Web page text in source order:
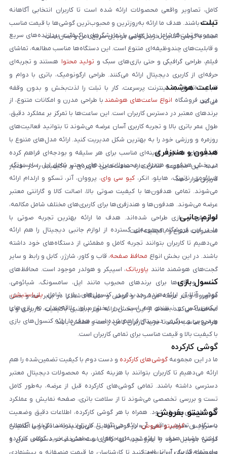
کامل، تصاویر واقعی محصولات ارائه شده است تا کاربران انتخابی آگاهانه
داشته باشند. هدف ما ارائه به‌روزترین و محبوب‌ترین گوشی‌ها با قیمت مناسب
است. با گوشی آنلاین، خرید گوشی موبایل سریع، امن و آسان است.
تبلت
مجموعه تبلت‌ها شامل مدل‌هایی با نمایشگرهای باکیفیت، پردازنده‌های سریع
و قابلیت‌های چندوظیفه‌ای متنوع است. این دستگاه‌ها مناسب مطالعه، تماشای
فیلم، طراحی گرافیکی و حتی بازی‌های سبک و تولید محتوا هستند و تجربه‌ای
حرفه‌ای از کاربری دیجیتال ارائه می‌کنند. طراحی ارگونومیک، باتری با دوام و
قابلیت اتصال به اینترنت پرسرعت، کار با تبلت را لذت‌بخش و بدون وقفه
می‌کند.
ساعت هوشمند
در این فروشگاه انواع ساعت‌های هوشمند با طراحی مدرن و امکانات متنوع، از
برندهای معتبر در دسترس کاربران است. این ساعت‌ها با تمرکز بر عملکرد دقیق،
طول عمر باتری بالا و تجربه کاربری آسان عرضه می‌شوند تا بتوانید فعالیت‌های
روزمره و ورزشی خود را به بهترین شکل مدیریت کنید. ارائه مدل‌های متنوع با
قابلیت‌های متفاوت، گزینه‌ای مناسب برای هر سلیقه و بودجه‌ای فراهم کرده
است. این مجموعه تلاش دارد ساعت‌هایی کاربردی و باکیفیت را در اختیار
کاربران قرار دهد.
هدفون و هندزفری
در بخش هدفون و هندزفری، محصولات برندهای معتبر شامل اپل، سامسونگ،
شیائومی، ناتینگ، هایلو، انکر، کیو سی وای، پرووان، آنر، تسکو و ارلدام ارائه
می‌شوند. تمامی هدفون‌ها با کیفیت صوتی بالا، اصالت کالا و گارانتی معتبر
عرضه می‌شوند. هدفون‌ها و هندزفری‌ها برای کاربری‌های مختلف شامل مکالمه،
موسیقی و بازی طراحی شده‌اند. هدف ما ارائه بهترین تجربه صوتی با
محصولات متنوع و باکیفیت است.
لوازم جانبی
ما در این فروشگاه مجموعه‌ای گسترده از لوازم جانبی دیجیتال را هم ارائه
می‌دهیم تا کاربران بتوانند تجربه کامل و مطمئنی از دستگاه‌های خود داشته
باشند. در این بخش انواع محافظ صفحه، قاب و کاور، شارژر، کابل و رابط و سایر
گجت‌های هوشمند مانند پاوربانک، اسپیکر و هولدر موجود است. محافظ‌های
صفحه و قاب‌ها برای برندهای محبوب مانند اپل، سامسونگ، شیائومی،
موتورولا و آنر عرضه می‌شوند و گوشی و دستگاه شما را در برابر خط و خش
محافظت می‌کنند. هدف از این بخش ارائه لوازم جانبی باکیفیت، کاربردی و با
طراحی مناسب است تا خرید کاربران کامل، راحت و مطمئن باشد.
کنسول بازی
گوشی آنلاین ارائه‌دهنده جدیدترین کنسول‌های بازی شامل پلی‌استیشن،
ایکس‌باکس و نینتندو هم است. این بخش برای علاقه‌مندان به بازی‌های
ویدیویی و سرگرمی دیجیتال فراهم شده است. هدف ما ارائه کنسول‌های بازی
با کیفیت بالا و قیمت مناسب برای تمامی کاربران است.
گوشی کارکرده
ما در این مجموعه گوشی‌های کارکرده و دست دوم با کیفیت تضمین‌شده را هم
ارائه می‌دهیم تا کاربران بتوانند با هزینه کمتر، به محصولات دیجیتال معتبر
دسترسی داشته باشند. تمامی گوشی‌های کارکرده قبل از عرضه، به‌طور کامل
تست و بررسی تخصصی می‌شوند تا از سلامت باتری، صفحه نمایش و عملکرد
فنی اطمینان حاصل شود. همراه با هر گوشی کارکرده، اطلاعات دقیق وضعیت
دستگاه و تصاویر واقعی آن ارائه می‌شود تا کاربران بتوانند انتخابی آگاهانه
داشته باشند. هدف ما ارائه تجربه‌ای حرفه‌ای و مطمئن از خرید گوشی کارکرده
برای تمام کاربران ایرانی است.
گوشیتو بفروش
با سرویس «گوشیتو بفروش» در گوشی آنلاین، می‌توانید به‌سادگی و با اطمینان
گوشی موبایل خود را بفروشید. تنها کافی است مشخصات دستگاه، مدل و
وضعیت فیزیکی آن را وارد کنید تا کارشناسان ما قیمت منصفانه و پیشنهادی